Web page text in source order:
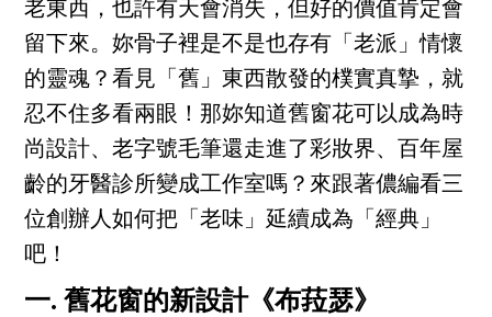
老東西，也許有天會消失，但好的價值肯定會
留下來。妳骨子裡是不是也存有「老派」情懷
的靈魂？看見「舊」東西散發的樸實真摯，就
忍不住多看兩眼！那妳知道舊窗花可以成為時
尚設計、老字號毛筆還走進了彩妝界、百年屋
齡的牙醫診所變成工作室嗎？來跟著儂編看三
位創辦人如何把「老味」延續成為「經典」
吧！
一. 舊花窗的新設計《布菈瑟》